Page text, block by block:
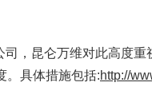
，昆仑万维对此高度
。具体措施包括:http://